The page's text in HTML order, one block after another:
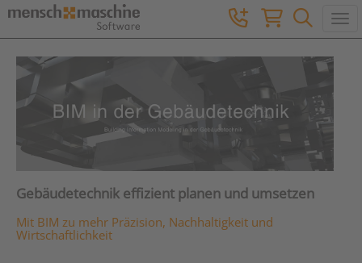
Gebäudetechnik effizient planen und umsetzen
Mit BIM zu mehr Präzision, Nachhaltigkeit und
Wirtschaftlichkeit